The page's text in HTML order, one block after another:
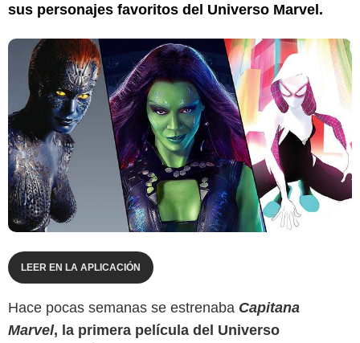
sus personajes favoritos del Universo Marvel.
LEER EN LA APLICACIÓN
Hace pocas semanas se estrenaba Capitana
Marvel, la primera película del Universo